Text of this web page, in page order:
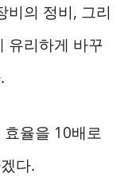
비의 정비, 그리
유리하게 바꾸
율을 10배로
다.